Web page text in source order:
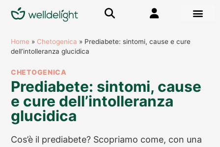
Home » Chetogenica » Prediabete: sintomi, cause e cure
dell’intolleranza glucidica
CHETOGENICA
Prediabete: sintomi, cause
e cure dell’intolleranza
glucidica
Cos’è il prediabete? Scopriamo come, con una